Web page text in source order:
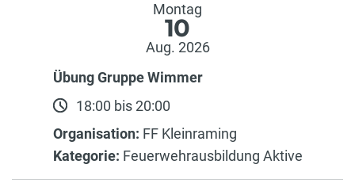
Montag
10
Aug. 2026
Übung Gruppe Wimmer
18:00 bis 20:00
Organisation: FF Kleinraming
Kategorie: Feuerwehrausbildung Aktive